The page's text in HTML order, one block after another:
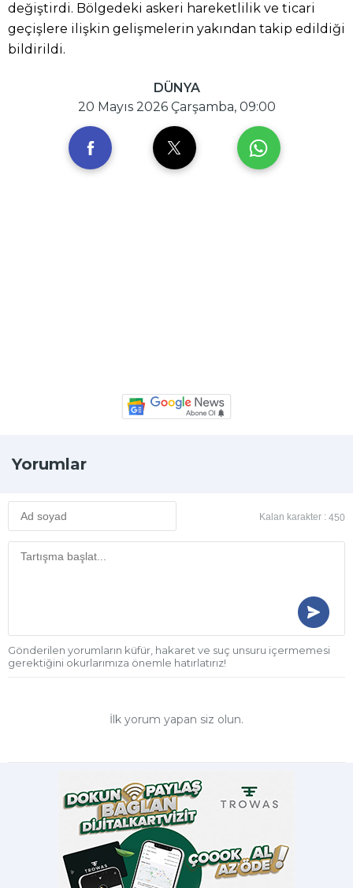
değiştirdi. Bölgedeki askeri hareketlilik ve ticari
geçişlere ilişkin gelişmelerin yakından takip edildiği
bildirildi.
DÜNYA
20 Mayıs 2026 Çarşamba, 09:00
Yorumlar
Kalan karakter : 450
Gönderilen yorumların küfür, hakaret ve suç unsuru içermemesi
gerektiğini okurlarımıza önemle hatırlatırız!
İlk yorum yapan siz olun.